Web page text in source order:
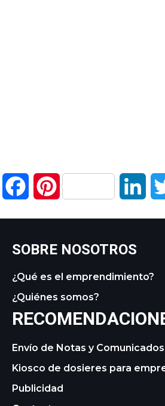
FacebookPinterest
SOBRE NOSOTROS
¿Qué es el emprendimiento?
¿Quiénes somos?
Envío de Notas y
Kiosco de dosieres para
Publicidad